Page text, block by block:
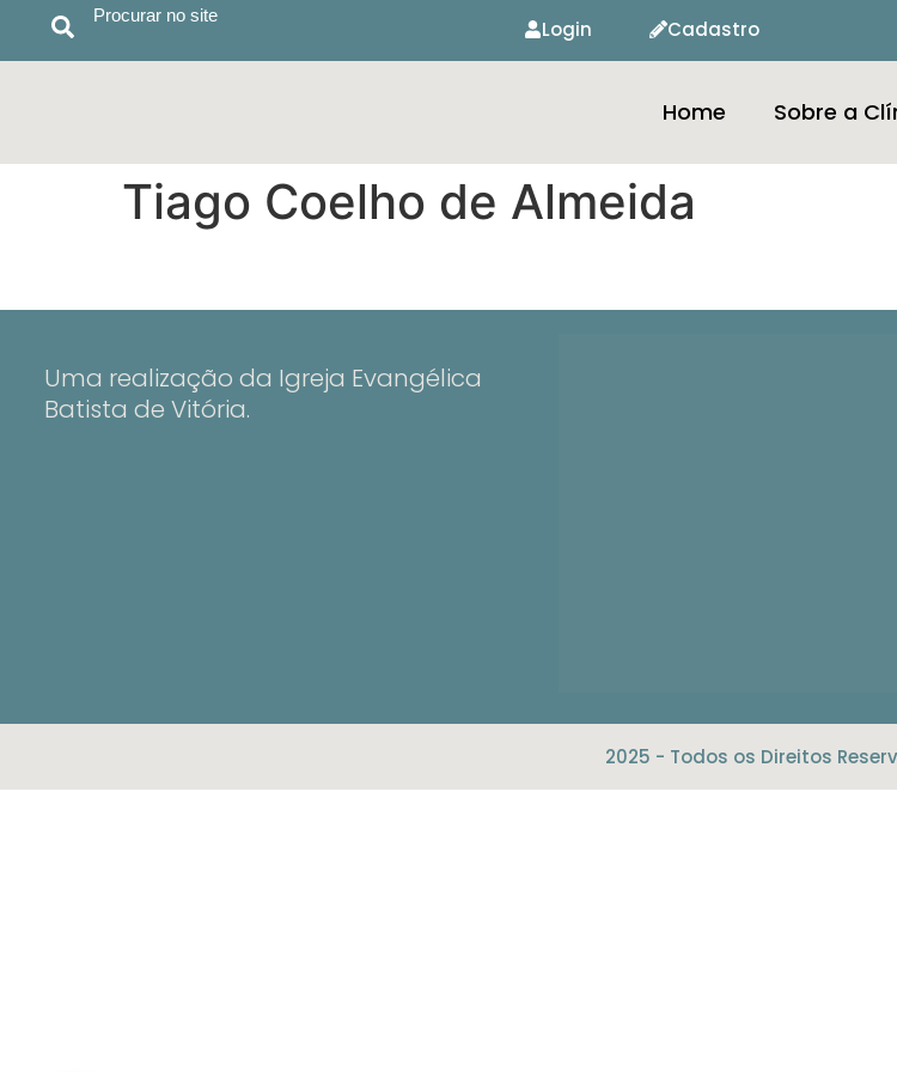
Procurar no site
Login Cadastro
Home Sobre a
Tiago Coelho de Almeida
Uma realização da Igreja Evangélica
Batista de Vitória.
2025 - Todos os Direitos